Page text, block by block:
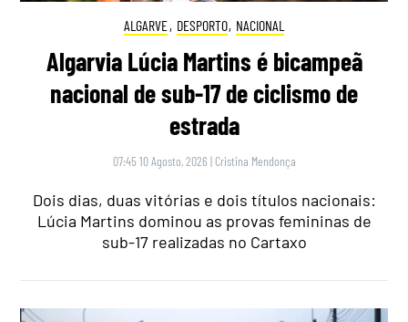
ALGARVE, DESPORTO, NACIONAL
Algarvia Lúcia Martins é bicampeã
nacional de sub-17 de ciclismo de
estrada
07:45 10 Agosto, 2026 | Cristina Mendonça
Dois dias, duas vitórias e dois títulos nacionais:
Lúcia Martins dominou as provas femininas de
sub-17 realizadas no Cartaxo